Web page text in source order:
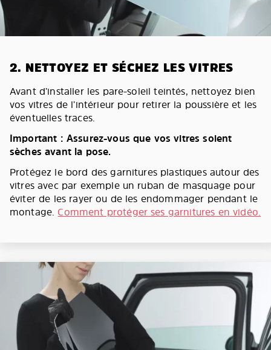
2. NETTOYEZ ET SÉCHEZ LES VITRES
Avant d’installer les pare-soleil teintés, nettoyez bien
vos vitres de l’intérieur pour retirer la poussière et les
éventuelles traces.
Important : Assurez-vous que vos vitres soient
sèches avant la pose.
Protégez le bord des garnitures plastiques autour des
vitres avec par exemple un ruban de masquage pour
éviter de les rayer ou de les endommager pendant le
montage. Comment protéger ses garnitures en vidéo.